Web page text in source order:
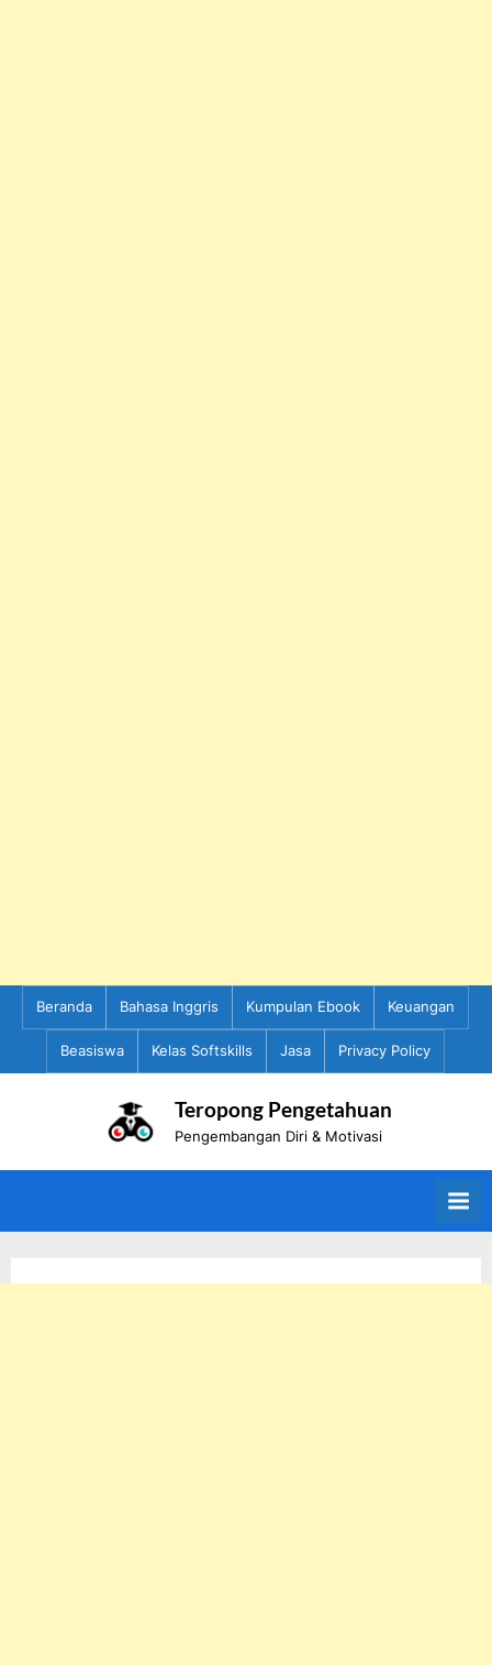
content
Beranda Bahasa Inggris Kumpulan Ebook Keuangan
Beasiswa Kelas Softskills Jasa Privacy Policy
Teropong Pengetahuan
Pengembangan Diri & Motivasi